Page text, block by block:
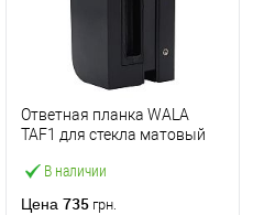
В наличии
Ответная планка WALA
TAF1 для стекла матовый
Цена 735 грн.